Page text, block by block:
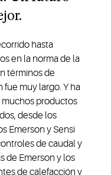
hasta
en la norma de la
términos de
fue muy largo. Y ha
productos
desde los
Emerson y Sensi
de caudal y
de Emerson y los
de calefacción y